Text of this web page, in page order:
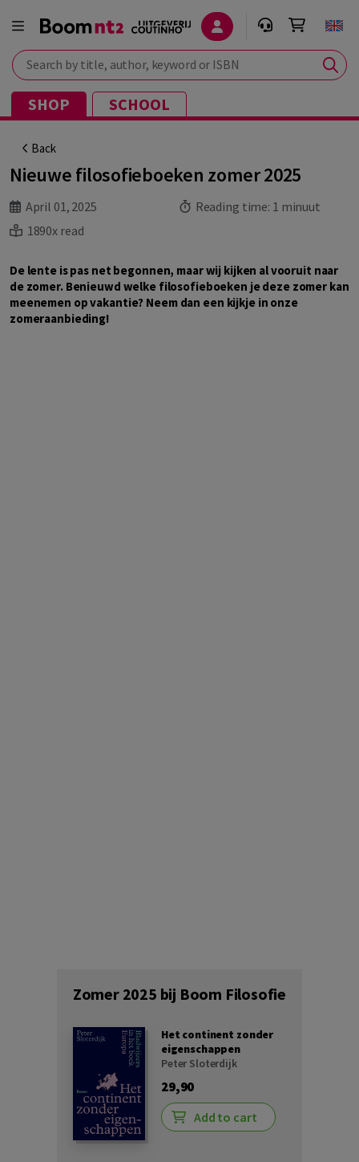
Search by title, author, keyword or ISBN
SHOP SCHOOL
Back
Nieuwe filosofieboeken zomer 2025
April 01, 2025 Reading time: 1 minuut
1890x read
De lente is pas net begonnen, maar wij kijken al vooruit naar
de zomer. Benieuwd welke filosofieboeken je deze zomer kan
meenemen op vakantie? Neem dan een kijkje in onze
zomeraanbieding!
Zomer 2025 bij Boom Filosofie
Het continent zonder
eigenschappen
Peter Sloterdijk
29,90
Add to cart